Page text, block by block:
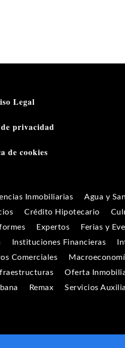
Legal
privacidad
de cookies
Inmobiliarias
Agua y
Crédito Hipotecario
Expertos
Ferias y
Instituciones Financieras
Comerciales
Oferta
Remax Servicios